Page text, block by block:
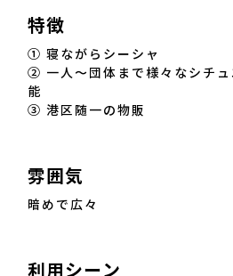
特徴
① 寝ながらシーシャ
② 一人〜団体まで様々なシチ
能
③ 港区随一の物販
雰囲気
暗めで広々
利用シーン